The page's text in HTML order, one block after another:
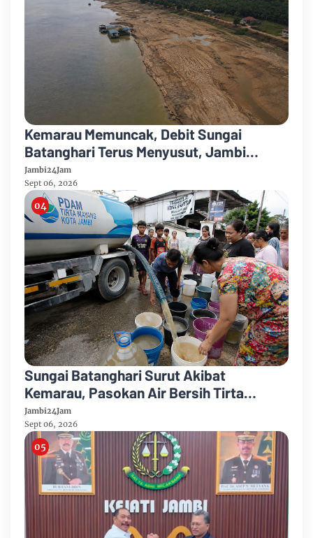
Kemarau Memuncak, Debit Sungai
Batanghari Terus Menyusut, Jambi
Hadapi Ancaman Krisis Air Bersih dan
Karhutla
Jambi24Jam
Sept 06, 2026
Sungai Batanghari Surut Akibat
Kemarau, Pasokan Air Bersih Tirta
Mayang Jambi Keruh
Jambi24Jam
Sept 06, 2026